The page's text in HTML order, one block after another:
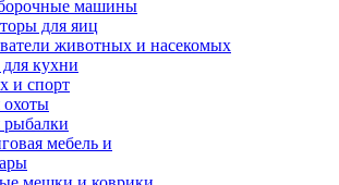
машины
для яиц
животных и насекомых
кухни
и спорт
охоты
рыбалки
мебель и